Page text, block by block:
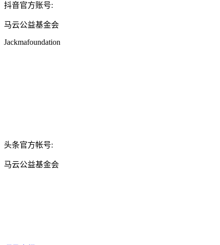
抖音官方账号:
马云公益基金会
Jackmafoundation
头条官方帐号:
马云公益基金会